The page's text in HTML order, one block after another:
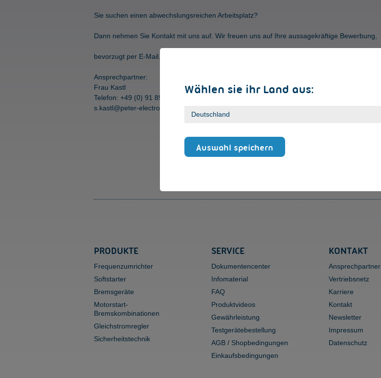
Wählen sie ihr Land aus:
Auswahl speichern
Sie suchen einen abwechslungsreichen Arbeitsplatz?
Dann nehmen Sie Kontakt mit uns auf. Wir freuen uns auf Ihre aussagekräftige Bewerbung,
bevorzugt per E-Mail.
Ansprechpartner:
Frau Kastl
Telefon: +49 (0) 91 89 / 41 47-0
s.kastl@peter-electronic.de
PRODUKTE
Frequenzumrichter
Softstarter
Bremsgeräte
Motorstart-
Bremskombinationen
Gleichstromregler
Sicherheitstechnik
SERVICE
Dokumentencenter
Infomaterial
FAQ
Produktvideos
Gewährleistung
Testgerätebestellung
AGB / Shopbedingungen
Einkaufsbedingungen
KONTAKT
Ansprechpartner
Vertriebsnetz
Karriere
Kontakt
Newsletter
Impressum
Datenschutz